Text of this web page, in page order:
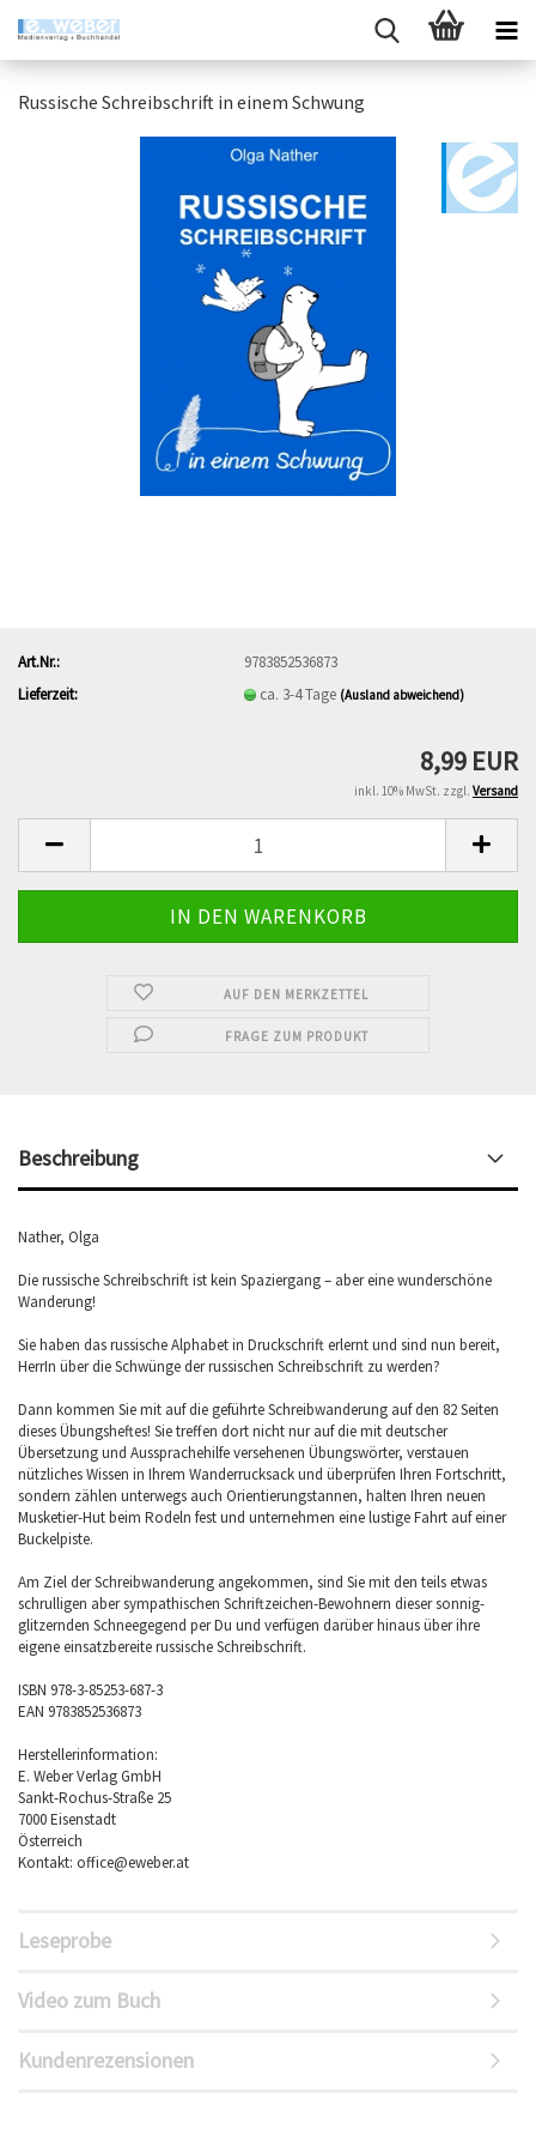
Russische Schreibschrift in einem Schwung
Art.Nr.:
9783852536873
Lieferzeit:
ca. 3-4 Tage (Ausland abweichend)
8,99 EUR
inkl. 10% MwSt. zzgl. Versand
AUF DEN MERKZETTEL
FRAGE ZUM PRODUKT
Beschreibung
Nather, Olga
Die russische Schreibschrift ist kein Spaziergang – aber eine wunderschöne
Wanderung!
Sie haben das russische Alphabet in Druckschrift erlernt und sind nun bereit,
HerrIn über die Schwünge der russischen Schreibschrift zu werden?
Dann kommen Sie mit auf die geführte Schreibwanderung auf den 82 Seiten
dieses Übungsheftes! Sie treffen dort nicht nur auf die mit deutscher
Übersetzung und Aussprachehilfe versehenen Übungswörter, verstauen
nützliches Wissen in Ihrem Wanderrucksack und überprüfen Ihren Fortschritt,
sondern zählen unterwegs auch Orientierungstannen, halten Ihren neuen
Musketier-Hut beim Rodeln fest und unternehmen eine lustige Fahrt auf einer
Buckelpiste.
Am Ziel der Schreibwanderung angekommen, sind Sie mit den teils etwas
schrulligen aber sympathischen Schriftzeichen-Bewohnern dieser sonnig-
glitzernden Schneegegend per Du und verfügen darüber hinaus über ihre
eigene einsatzbereite russische Schreibschrift.
ISBN 978-3-85253-687-3
EAN 9783852536873
Herstellerinformation:
E. Weber Verlag GmbH
Sankt-Rochus-Straße 25
7000 Eisenstadt
Österreich
Kontakt: office@eweber.at
Leseprobe
Video zum Buch
Kundenrezensionen